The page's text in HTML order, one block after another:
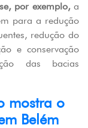
por exemplo,a
para a redução
redução do
e conservação
das bacias
mostra o
Belém